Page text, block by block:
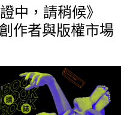
中，請稍候》
作者與版權市場